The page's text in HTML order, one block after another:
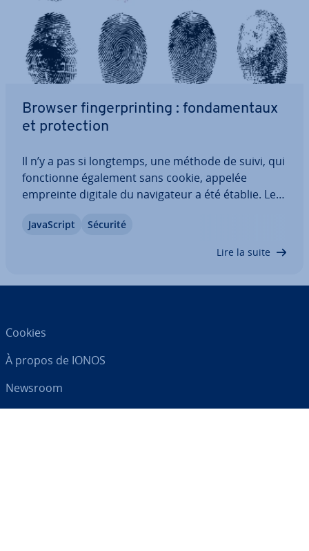
Browser fin­ger­prin­ting : fon­da­men­taux
et pro­tec­tion
Il n’y a pas si longtemps, une méthode de suivi, qui
fonc­tionne également sans cookie, appelée
empreinte digitale du na­vi­ga­teur a été établie. Les
ris­tiques des na­vi­ga­teurs des visiteurs et dé­ter­mi­
Ja­vaS­cript Sécurité
Lire la suite
Cookies
À propos de IONOS
Newsroom